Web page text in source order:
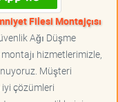
Filesi Montajçısı
Ağı Düşme
hizmetlerimizle,
Müşteri
çözümleri